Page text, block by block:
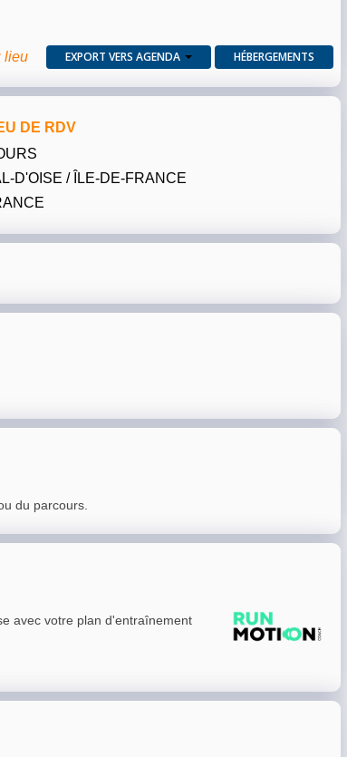
lieu EXPORT VERS AGENDA HÉBERGEMENTS
DE RDV
D'OISE / ÎLE-DE-FRANCE
du parcours.
avec votre plan d'entraînement